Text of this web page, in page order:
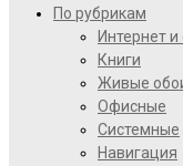
По рубрикам
Интернет и
Книги
Живые
Офисные
Системные
Навигация